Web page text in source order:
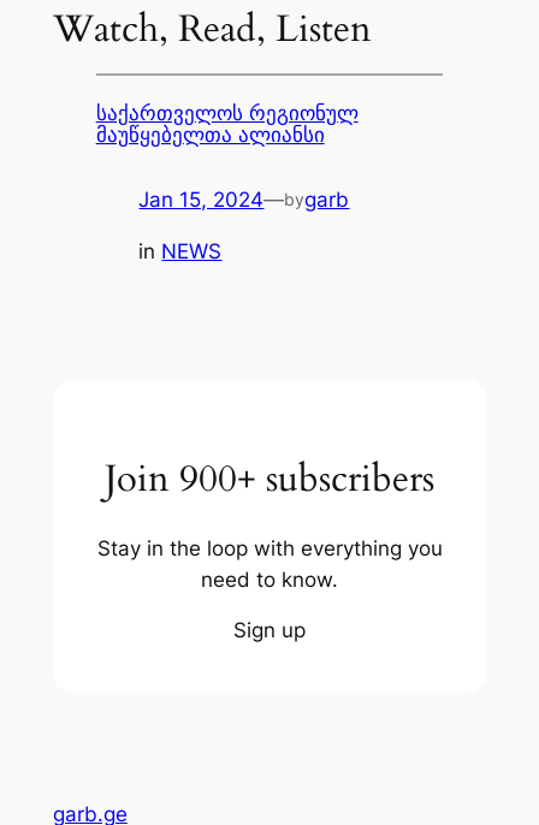
Watch, Read, Listen
საქართველოს რეგიონულ
მაუწყებელთა ალიანსი
Jan 15, 2024—bygarb
in NEWS
Join 900+ subscribers
Stay in the loop with everything you
need to know.
Sign up
garb.ge